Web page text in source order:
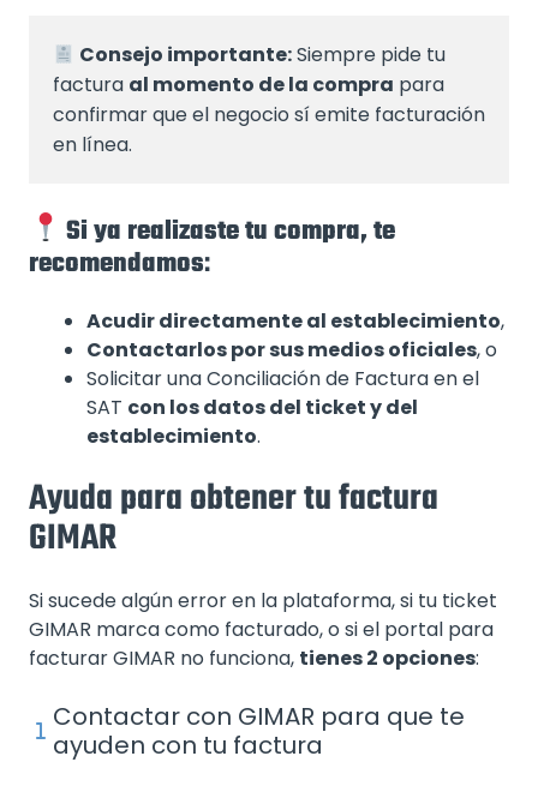
Consejo importante: Siempre pide tu
factura al momento de la compra para
confirmar que el negocio sí emite facturación
en línea.
Si ya realizaste tu compra, te
recomendamos:
Acudir directamente al establecimiento,
Contactarlos por sus medios oficiales, o
Solicitar una Conciliación de Factura en el
SAT con los datos del ticket y del
establecimiento.
Ayuda para obtener tu factura
GIMAR
Si sucede algún error en la plataforma, si tu ticket
GIMAR marca como facturado, o si el portal para
facturar GIMAR no funciona, tienes 2 opciones:
Contactar con GIMAR para que te
ayuden con tu factura